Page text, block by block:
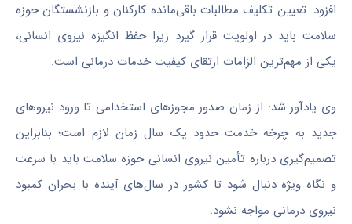
افزود: تعیین تکلیف مطالبات باقی‌مانده کارکنان و بازنشستگان حوزه
سلامت باید در اولویت قرار گیرد زیرا حفظ انگیزه نیروی انسانی،
یکی از مهم‌ترین الزامات ارتقای کیفیت خدمات درمانی است.
وی یادآور شد: از زمان صدور مجوزهای استخدامی تا ورود نیروهای
جدید به چرخه خدمت حدود یک سال زمان لازم است؛ بنابراین
تصمیم‌گیری درباره تأمین نیروی انسانی حوزه سلامت باید با سرعت
و نگاه ویژه دنبال شود تا کشور در سال‌های آینده با بحران کمبود
نیروی درمانی مواجه نشود.